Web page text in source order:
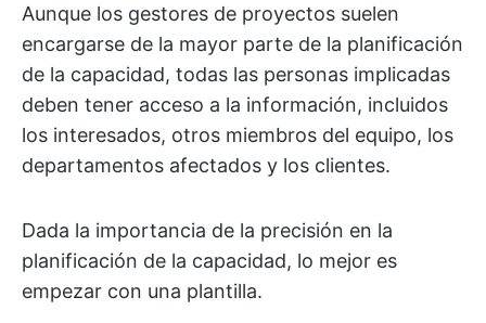
Aunque los gestores de proyectos suelen
encargarse de la mayor parte de la planificación
de la capacidad, todas las personas implicadas
deben tener acceso a la información, incluidos
los interesados, otros miembros del equipo, los
departamentos afectados y los clientes.
Dada la importancia de la precisión en la
planificación de la capacidad, lo mejor es
empezar con una plantilla.